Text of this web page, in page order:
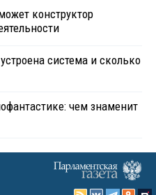
конструктор
система и сколько
чем знаменит